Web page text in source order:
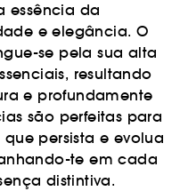
essência da
e elegância. O
se pela sua alta
resultando
e profundamente
são perfeitas para
persista e evolua
te em cada
distintiva.